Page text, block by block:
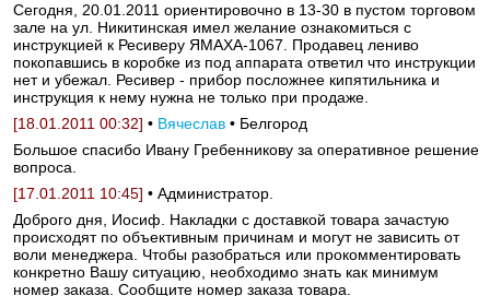
Сегодня, 20.01.2011 ориентировочно в 13-30 в пустом торговом
зале на ул. Никитинская имел желание ознакомиться с
инструкцией к Ресиверу ЯМАХА-1067. Продавец лениво
покопавшись в коробке из под аппарата ответил что инструкции
нет и убежал. Ресивер - прибор посложнее кипятильника и
инструкция к нему нужна не только при продаже.
[18.01.2011 00:32] • Вячеслав • Белгород
Большое спасибо Ивану Гребенникову за оперативное решение
вопроса.
[17.01.2011 10:45] • Администратор.
Доброго дня, Иосиф. Накладки с доставкой товара зачастую
происходят по объективным причинам и могут не зависить от
воли менеджера. Чтобы разобраться или прокомментировать
конкретно Вашу ситуацию, необходимо знать как минимум
номер заказа. Сообщите номер заказа товара.